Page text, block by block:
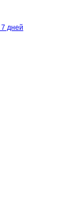
дней